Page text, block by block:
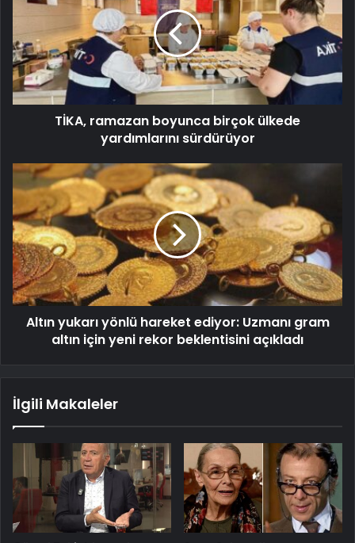
TİKA, ramazan boyunca birçok ülkede
yardımlarını sürdürüyor
Altın yukarı yönlü hareket ediyor: Uzmanı gram
altın için yeni rekor beklentisini açıkladı
İlgili Makaleler